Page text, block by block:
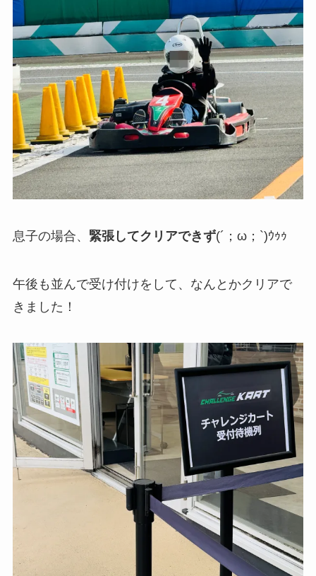
息子の場合、 緊張してクリアできず(´；ω；`)ｳｩｩ
午後も並んで受け付けをして、なんとかクリアで
きました！